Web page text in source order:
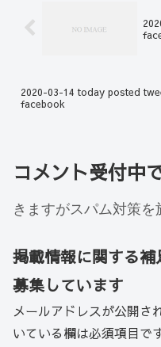
2020-03-14 today posted
facebook
コメント受付中
きますがスパム対策を
掲載情報に関する
募集しています
メールアドレスが公開さ
いている欄は必須項目で